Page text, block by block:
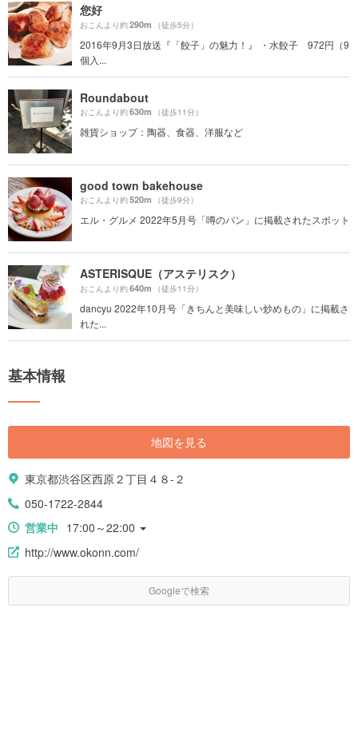
您好
おこんより約290m （徒歩5分）
2016年9月3日放送『「餃子」の魅力！』 ・水餃子 972円（9
個入...
Roundabout
おこんより約630m （徒歩11分）
雑貨ショップ：陶器、食器、洋服など
good town bakehouse
おこんより約520m （徒歩9分）
エル・グルメ 2022年5月号「噂のパン」に掲載されたスポット
ASTERISQUE（アステリスク）
おこんより約640m （徒歩11分）
dancyu 2022年10月号「きちんと美味しい炒めもの」に掲載さ
れた...
基本情報
地図を見る
東京都渋谷区西原２丁目４８-２
050-1722-2844
営業中 17:00～22:00
http://www.okonn.com/
Googleで検索